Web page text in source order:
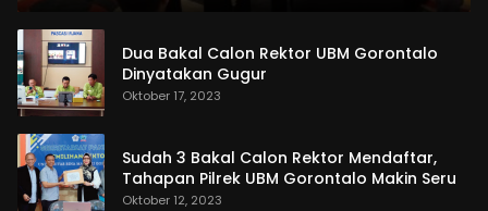
Dua Bakal Calon Rektor UBM Gorontalo
Dinyatakan Gugur
Oktober 17, 2023
Sudah 3 Bakal Calon Rektor Mendaftar,
Tahapan Pilrek UBM Gorontalo Makin Seru
Oktober 12, 2023